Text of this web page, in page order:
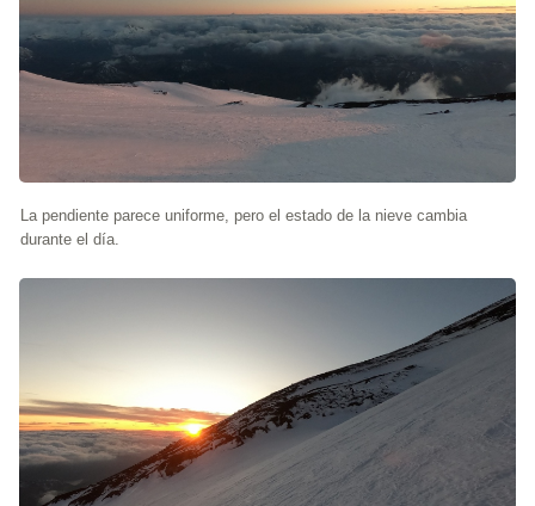
La pendiente parece uniforme, pero el estado de la nieve cambia
durante el día.